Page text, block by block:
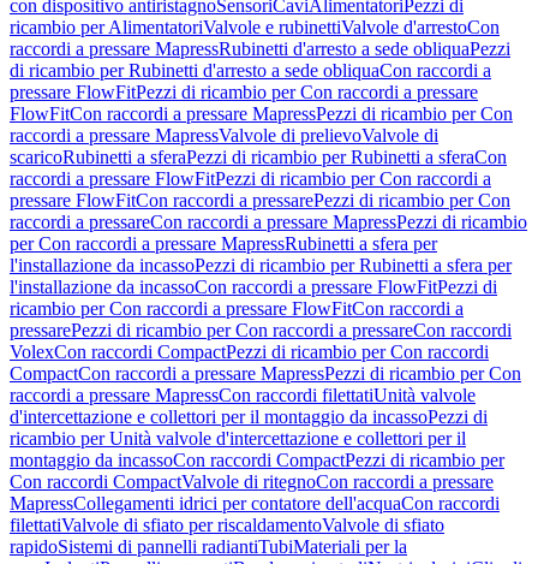
con dispositivo antiristagnoSensoriCaviAlimentatori Pezzi di
ricambio per AlimentatoriValvole e rubinettiValvole d'arrestoCon
raccordi a pressare MapressRubinetti d'arresto a sede obliquaPezzi
di ricambio per Rubinetti d'arresto a sede obliquaCon raccordi a
pressare FlowFitPezzi di ricambio per Con raccordi a pressare
FlowFitCon raccordi a pressare MapressPezzi di ricambio per Con
raccordi a pressare MapressValvole di prelievoValvole di
scaricoRubinetti a sferaPezzi di ricambio per Rubinetti a sferaCon
raccordi a pressare FlowFitPezzi di ricambio per Con raccordi a
pressare FlowFitCon raccordi a pressarePezzi di ricambio per Con
raccordi a pressareCon raccordi a pressare MapressPezzi di ricambio
per Con raccordi a pressare MapressRubinetti a sfera per
l'installazione da incassoPezzi di ricambio per Rubinetti a sfera per
l'installazione da incassoCon raccordi a pressare FlowFitPezzi di
ricambio per Con raccordi a pressare FlowFitCon raccordi a
pressarePezzi di ricambio per Con raccordi a pressareCon raccordi
VolexCon raccordi CompactPezzi di ricambio per Con raccordi
CompactCon raccordi a pressare MapressPezzi di ricambio per Con
raccordi a pressare MapressCon raccordi filettatiUnità valvole
d'intercettazione e collettori per il montaggio da incassoPezzi di
ricambio per Unità valvole d'intercettazione e collettori per il
montaggio da incassoCon raccordi CompactPezzi di ricambio per
Con raccordi CompactValvole di ritegnoCon raccordi a pressare
MapressCollegamenti idrici per contatore dell'acquaCon raccordi
filettatiValvole di sfiato per riscaldamentoValvole di sfiato
rapidoSistemi di pannelli radiantiTubiMateriali per la